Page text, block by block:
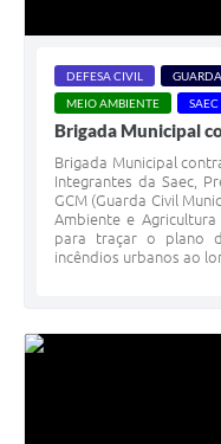
DEFESA CIVIL
MEIO AMBIENTE
SAEC
Brigada Municipal
Brigada Municipal
Integrantes da Saec,
GCM (Guarda Civil
Ambiente e
para traçar o plano
incêndios urbanos ao